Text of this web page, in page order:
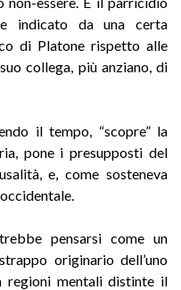
indicato da una certa
di Platone rispetto alle
collega, più anziano, di
il tempo, “scopre” la
pone i presupposti del
e, come sosteneva
pensarsi come un
originario dell’uno
regioni mentali distinte il